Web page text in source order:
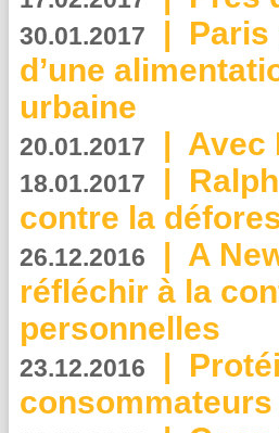
30.01.2017 | Paris
d’une
urbaine
20.01.2017 | Avec
18.01.2017 |
contre la
26.12.2016 | A
réfléchir à la
personnelles
23.12.2016 |